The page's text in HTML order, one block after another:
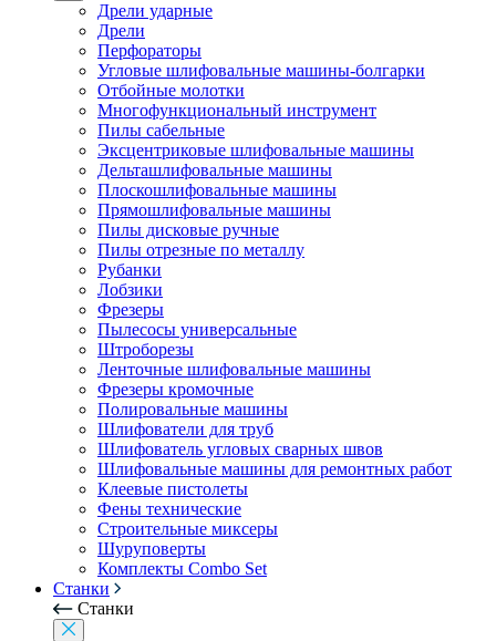
Дрели ударные
Дрели
Перфораторы
Угловые шлифовальные машины-болгарки
Отбойные молотки
Многофункциональный инструмент
Пилы сабельные
Эксцентриковые шлифовальные машины
Дельташлифовальные машины
Плоскошлифовальные машины
Прямошлифовальные машины
Пилы дисковые ручные
Пилы отрезные по металлу
Рубанки
Лобзики
Фрезеры
Пылесосы универсальные
Штроборезы
Ленточные шлифовальные машины
Фрезеры кромочные
Полировальные машины
Шлифователи для труб
Шлифователь угловых сварных швов
Шлифовальные машины для ремонтных работ
Клеевые пистолеты
Фены технические
Строительные миксеры
Шуруповерты
Комплекты Combo Set
Станки
Станки